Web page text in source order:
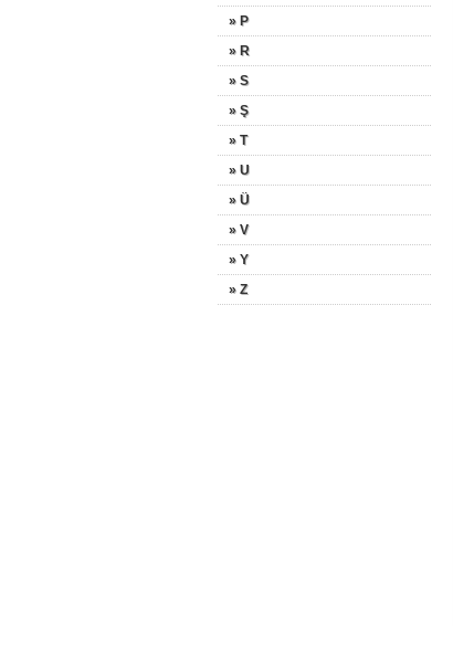
» P
» R
» S
» Ş
» T
» U
» Ü
» V
» Y
» Z